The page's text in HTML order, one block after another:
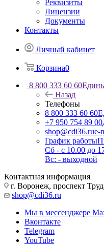
Реквизиты
Лицензии
Документы
Контакты
Личный кабинет
Корзина0
8 800 333 60 60
Назад
Телефоны
8 800 333 60 60
+7 950 754 89 00
shop@cdi36.rue-
График работы
Сб - с 10.00 до
Вс: - выходной
Контактная информация
г. Воронеж, проспект
shop@cdi36.ru
Мы в мессенджере
Вконтакте
Telegram
YouTube